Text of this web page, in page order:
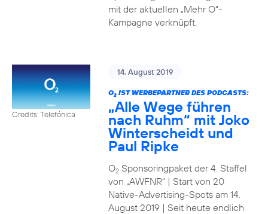
mit der aktuellen „Mehr O“-
Kampagne verknüpft.
Credits: Telefónica
14. August 2019
O2IST WERBEPARTNER DES PODCASTS:
„Alle Wege führen
nach Ruhm“ mit Joko
Winterscheidt und
Paul Ripke
O2Sponsoringpaket der 4. Staffel
von „AWFNR“ | Start von 20
Native-Advertising-Spots am 14.
August 2019 | Seit heute endlich